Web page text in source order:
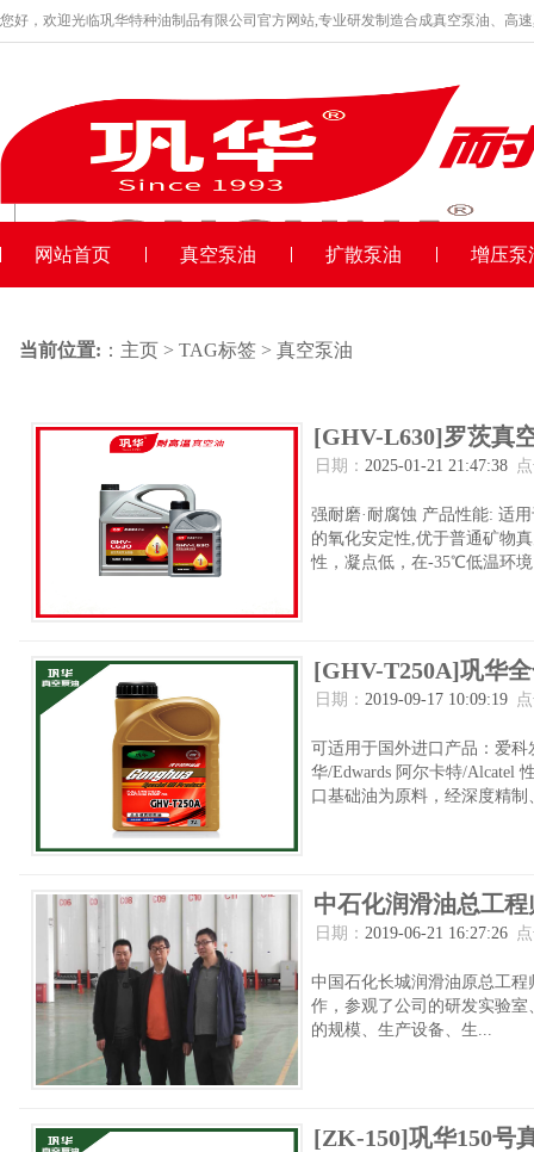
您好，欢迎光临巩华特种油制品有限公司官方网站,专业研发制造合成真空泵油、高
网站首页 真空泵油 扩散泵油 增压泵
当前位置: ： 主页 > TAG标签 > 真空泵油
[GHV-L630]罗茨真
日期： 2025-01-21 21:47:38
强耐磨·耐腐蚀 产品性能: 适
的氧化安定性,优于普通矿物
性，凝点低，在-35℃低温环
[GHV-T250A]巩华
日期： 2019-09-17 10:09:19
可适用于国外进口产品：爱科
华/Edwards 阿尔卡特/Alcatel
口基础油为原料，经深度精制
中石化润滑油总工
日期： 2019-06-21 16:27:26
中国石化长城润滑油原总工
作，参观了公司的研发实验
的规模、生产设备、生...
[ZK-150]巩华150号